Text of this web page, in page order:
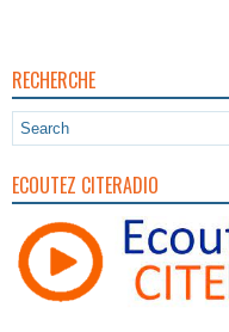
RECHERCHE
ECOUTEZ CITERADIO